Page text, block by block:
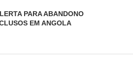
PARA ABANDONO
EM ANGOLA